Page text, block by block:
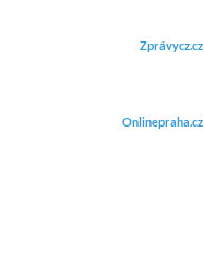
Zprávycz.cz
Onlinepraha.cz